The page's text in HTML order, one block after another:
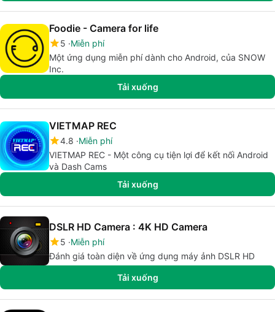
Foodie - Camera for life
5 Miễn phí
Một ứng dụng miễn phí dành cho Android, của SNOW
Inc.
Tải xuống
VIETMAP REC
4.8 Miễn phí
VIETMAP REC - Một công cụ tiện lợi để kết nối Android
và Dash Cams
Tải xuống
DSLR HD Camera : 4K HD Camera
5 Miễn phí
Đánh giá toàn diện về ứng dụng máy ảnh DSLR HD
Tải xuống